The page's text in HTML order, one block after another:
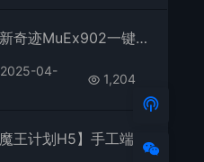
最新奇迹MuEx902一键端完美安装教程+GM工具使用详解[2023更新]
2025-04-
1,204